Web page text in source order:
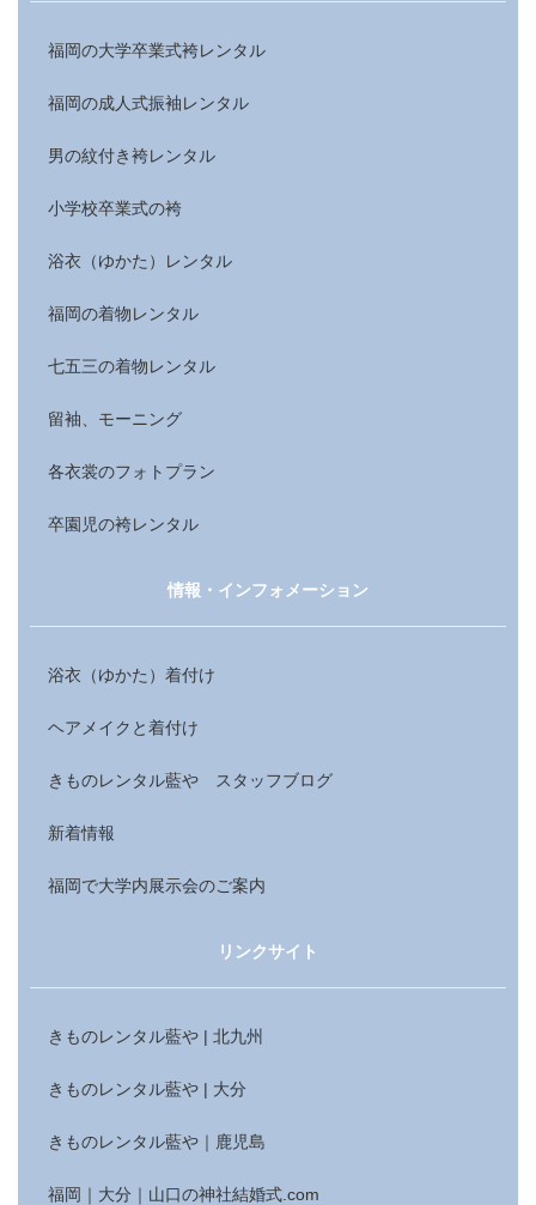
福岡の大学卒業式袴レンタル
福岡の成人式振袖レンタル
男の紋付き袴レンタル
小学校卒業式の袴
浴衣（ゆかた）レンタル
福岡の着物レンタル
七五三の着物レンタル
留袖、モーニング
各衣裳のフォトプラン
卒園児の袴レンタル
情報・インフォメーション
浴衣（ゆかた）着付け
ヘアメイクと着付け
きものレンタル藍や スタッフブログ
新着情報
福岡で大学内展示会のご案内
リンクサイト
きものレンタル藍や | 北九州
きものレンタル藍や | 大分
きものレンタル藍や｜鹿児島
福岡｜大分｜山口の神社結婚式.com